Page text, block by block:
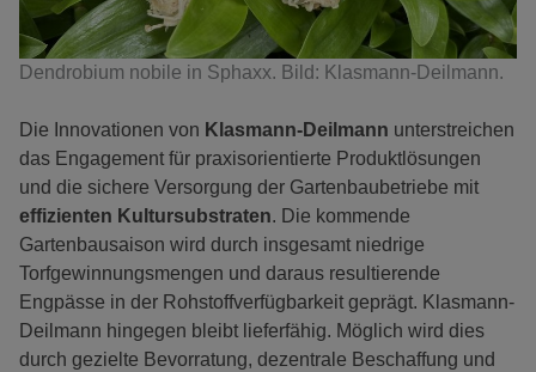
Dendrobium nobile in Sphaxx. Bild: Klasmann-Deilmann.
Die Innovationen von Klasmann-Deilmann unterstreichen
das Engagement für praxisorientierte Produktlösungen
und die sichere Versorgung der Gartenbaubetriebe mit
effizienten Kultursubstraten. Die kommende
Gartenbausaison wird durch insgesamt niedrige
Torfgewinnungsmengen und daraus resultierende
Engpässe in der Rohstoffverfügbarkeit geprägt. Klasmann-
Deilmann hingegen bleibt lieferfähig. Möglich wird dies
durch gezielte Bevorratung, dezentrale Beschaffung und